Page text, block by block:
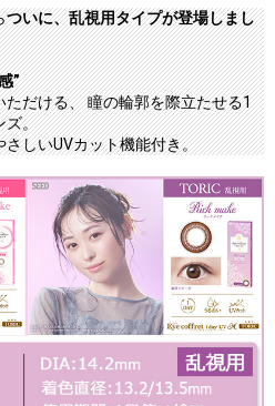
ついに、乱視用タイプが登場しまし
”
だける、 瞳の輪郭を際立たせる1
ズ。
しいUVカット機能付き。